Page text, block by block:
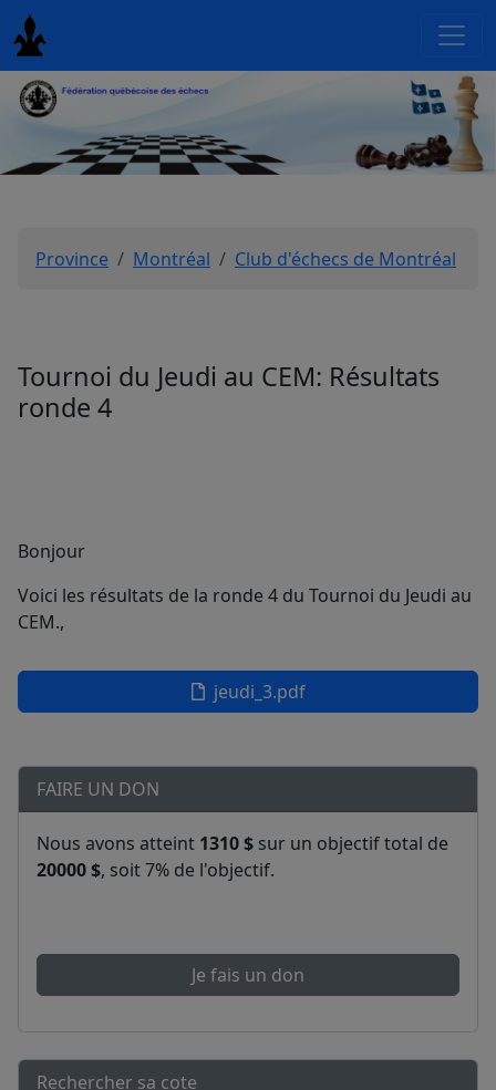
Province Montréal Club d'échecs de Montréal
Tournoi du Jeudi au CEM: Résultats
ronde 4
Bonjour
Voici les résultats de la ronde 4 du Tournoi du Jeudi au
CEM.,
jeudi_3.pdf
FAIRE UN DON
Nous avons atteint 1310 $ sur un objectif total de
20000 $, soit 7% de l'objectif.
Je fais un don
Rechercher sa cote